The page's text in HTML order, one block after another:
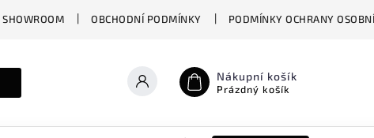
SHOWROOM OBCHODNÍ PODMÍNKY PODMÍNKY OCHRANY
Nákupní košík
Prázdný košík